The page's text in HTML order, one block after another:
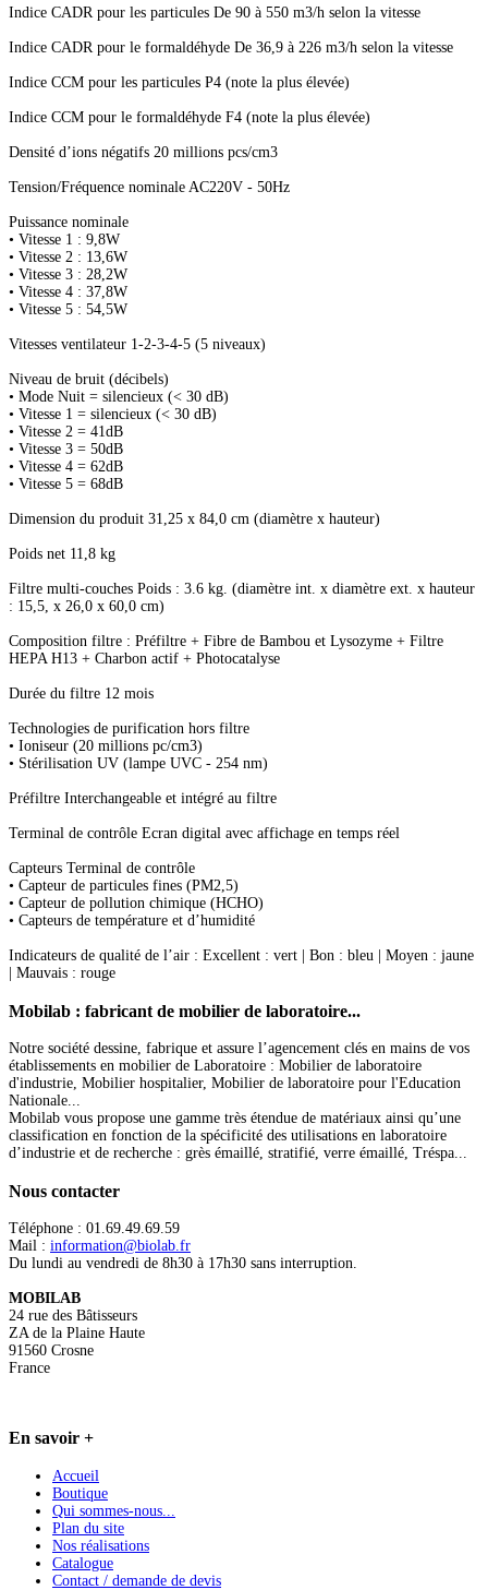
Indice CADR pour les particules De 90 à 550 m3/h selon la vitesse
Indice CADR pour le formaldéhyde De 36,9 à 226 m3/h selon la vitesse
Indice CCM pour les particules P4 (note la plus élevée)
Indice CCM pour le formaldéhyde F4 (note la plus élevée)
Densité d’ions négatifs 20 millions pcs/cm3
Tension/Fréquence nominale AC220V - 50Hz
Puissance nominale
• Vitesse 1 : 9,8W
• Vitesse 2 : 13,6W
• Vitesse 3 : 28,2W
• Vitesse 4 : 37,8W
• Vitesse 5 : 54,5W
Vitesses ventilateur 1-2-3-4-5 (5 niveaux)
Niveau de bruit (décibels)
• Mode Nuit = silencieux (< 30 dB)
• Vitesse 1 = silencieux (< 30 dB)
• Vitesse 2 = 41dB
• Vitesse 3 = 50dB
• Vitesse 4 = 62dB
• Vitesse 5 = 68dB
Dimension du produit 31,25 x 84,0 cm (diamètre x hauteur)
Poids net 11,8 kg
Filtre multi-couches Poids : 3.6 kg. (diamètre int. x diamètre ext. x hauteur
: 15,5, x 26,0 x 60,0 cm)
Composition filtre : Préfiltre + Fibre de Bambou et Lysozyme + Filtre
HEPA H13 + Charbon actif + Photocatalyse
Durée du filtre 12 mois
Technologies de purification hors filtre
• Ioniseur (20 millions pc/cm3)
• Stérilisation UV (lampe UVC - 254 nm)
Préfiltre Interchangeable et intégré au filtre
Terminal de contrôle Ecran digital avec affichage en temps réel
Capteurs Terminal de contrôle
• Capteur de particules fines (PM2,5)
• Capteur de pollution chimique (HCHO)
• Capteurs de température et d’humidité
Indicateurs de qualité de l’air : Excellent : vert | Bon : bleu | Moyen : jaune
| Mauvais : rouge
Mobilab : fabricant de mobilier de laboratoire...
Notre société dessine, fabrique et assure l’agencement clés en mains de vos
établissements en mobilier de Laboratoire : Mobilier de laboratoire
d'industrie, Mobilier hospitalier, Mobilier de laboratoire pour l'Education
Nationale...
Mobilab vous propose une gamme très étendue de matériaux ainsi qu’une
classification en fonction de la spécificité des utilisations en laboratoire
d’industrie et de recherche : grès émaillé, stratifié, verre émaillé, Tréspa...
Nous contacter
Téléphone : 01.69.49.69.59
Mail : information@biolab.fr
Du lundi au vendredi de 8h30 à 17h30 sans interruption.
MOBILAB
24 rue des Bâtisseurs
ZA de la Plaine Haute
91560 Crosne
France
En savoir +
Accueil
Boutique
Qui sommes-nous...
Plan du site
Nos réalisations
Catalogue
Contact / demande de devis